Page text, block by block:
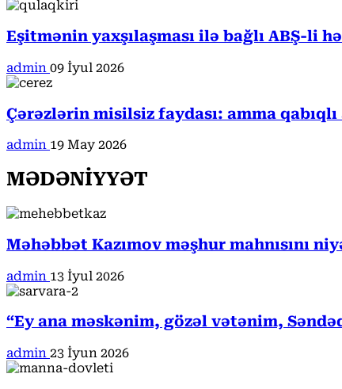
Eşitmənin yaxşılaşması ilə bağlı ABŞ-li
admin 09 İyul 2026
Çərəzlərin misilsiz faydası: amma qabıqlı
admin 19 May 2026
MƏDƏNİYYƏT
Məhəbbət Kazımov məşhur mahnısını
admin 13 İyul 2026
“Ey ana məskənim, gözəl vətənim,
admin 23 İyun 2026